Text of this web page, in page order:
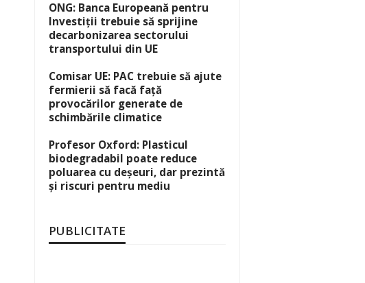
ONG: Banca Europeană pentru
Investiții trebuie să sprijine
decarbonizarea sectorului
transportului din UE
Comisar UE: PAC trebuie să ajute
fermierii să facă față
provocărilor generate de
schimbările climatice
Profesor Oxford: Plasticul
biodegradabil poate reduce
poluarea cu deșeuri, dar prezintă
și riscuri pentru mediu
PUBLICITATE